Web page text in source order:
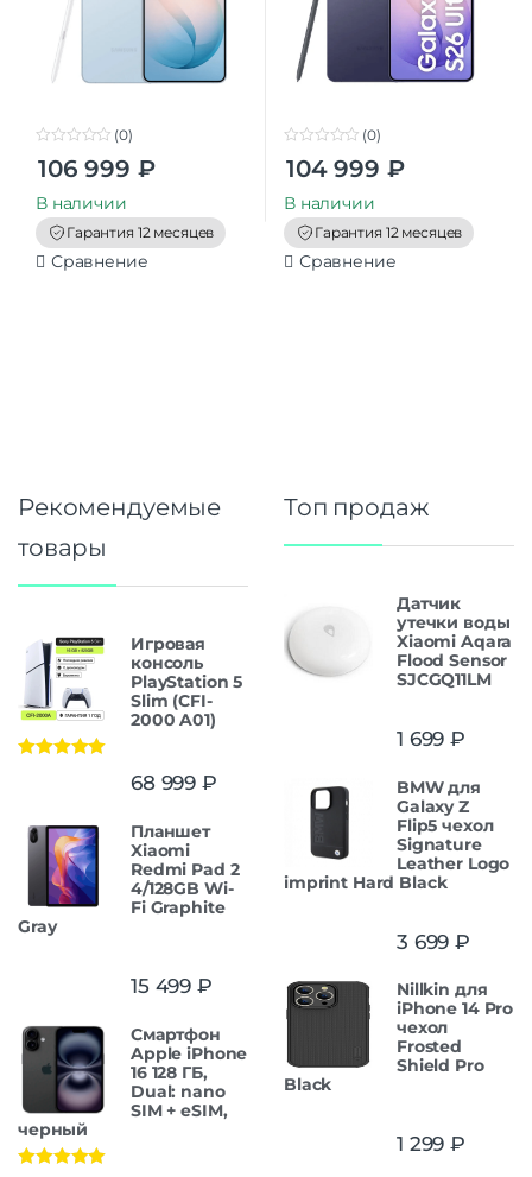
t
o
f
5
(0)
106 999 ₽
В наличии
Гарантия 12 месяцев
Сравнение
t
o
f
5
(0)
104 999 ₽
В наличии
Гарантия 12 месяцев
Сравнение
Рекомендуемые
товары
Игровая
консоль
PlayStation 5
Slim (CFI-
2000 A01)
68 999 ₽
Планшет
Xiaomi
Redmi Pad 2
4/128GB Wi-
Fi Graphite
Gray
15 499 ₽
Смартфон
Apple iPhone
16 128 ГБ,
Dual: nano
SIM + eSIM,
черный
Топ продаж
Датчик
утечки воды
Xiaomi Aqara
Flood Sensor
SJCGQ11LM
1 699 ₽
BMW для
Galaxy Z
Flip5 чехол
Signature
Leather Logo
imprint Hard Black
3 699 ₽
Nillkin для
iPhone 14 Pro
чехол
Frosted
Shield Pro
Black
1 299 ₽